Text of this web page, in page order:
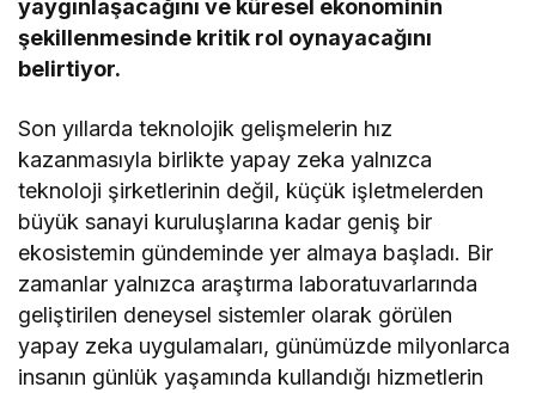
yaygınlaşacağını ve küresel ekonominin
şekillenmesinde kritik rol oynayacağını
belirtiyor.
Son yıllarda teknolojik gelişmelerin hız
kazanmasıyla birlikte yapay zeka yalnızca
teknoloji şirketlerinin değil, küçük işletmelerden
büyük sanayi kuruluşlarına kadar geniş bir
ekosistemin gündeminde yer almaya başladı. Bir
zamanlar yalnızca araştırma laboratuvarlarında
geliştirilen deneysel sistemler olarak görülen
yapay zeka uygulamaları, günümüzde milyonlarca
insanın günlük yaşamında kullandığı hizmetlerin